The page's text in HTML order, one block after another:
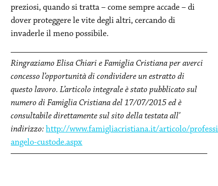
preziosi, quando si tratta – come sempre accade – di
dover proteggere le vite degli altri, cercando di
invaderle il meno possibile.
Ringraziamo Elisa Chiari e Famiglia Cristiana per averci
concesso l’opportunità di condividere un estratto di
questo lavoro. L’articolo integrale è stato pubblicato sul
numero di Famiglia Cristiana del 17/07/2015 ed è
consultabile direttamente sul sito della testata all’
indirizzo:http://www.famigliacristiana.it/articolo/
angelo-custode.aspx